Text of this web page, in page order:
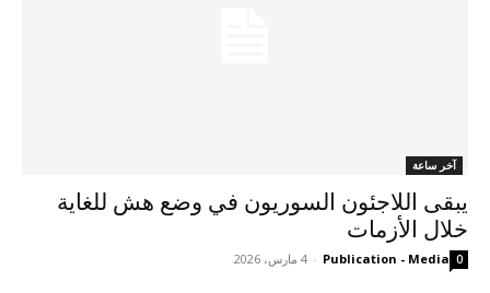
آخر ساعة
يبقى اللاجئون السوريون في وضع هش للغاية
خلال الأزمات
Publication - Media
- 4 مارس، 2026 0